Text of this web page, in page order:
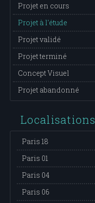
Projet en cours
Projet à l'étude
Projet validé
Projet terminé
Concept Visuel
Projet abandonné
Localisations
Paris 18
Paris 01
Paris 04
Paris 06